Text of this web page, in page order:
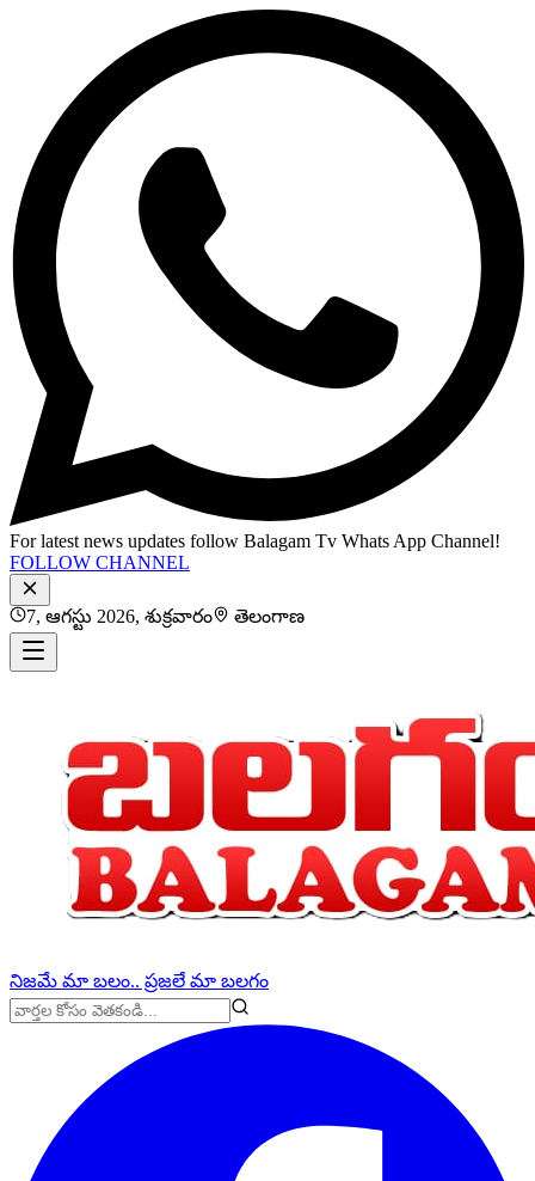
For latest news updates follow Balagam Tv Whats App Channel!
FOLLOW CHANNEL
7, ఆగస్టు 2026, శుక్రవారం తెలంగాణ
నిజమే మా బలం.. ప్రజలే మా బలగం